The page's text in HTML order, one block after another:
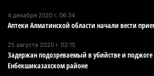
Пожар в Аксайском ущелье под
полностью ликвидирован спустя
Минэкологии опровергло фото
4 декабря 2020 г. 06:34
Аптеки Алматинской области начали вести
25 августа 2020 г. 02:15
Задержан подозреваемый в убийстве и
Енбекшиказахском районе